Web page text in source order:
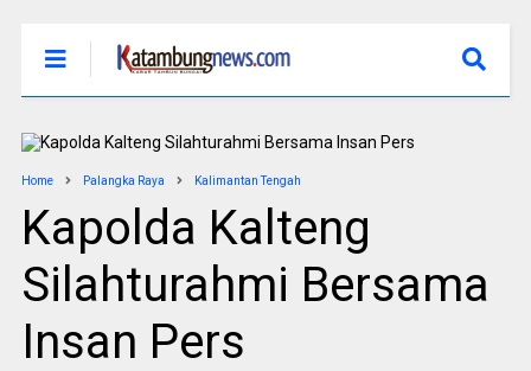
Home Palangka Raya Kalimantan Tengah
Kapolda Kalteng
Silahturahmi Bersama
Insan Pers